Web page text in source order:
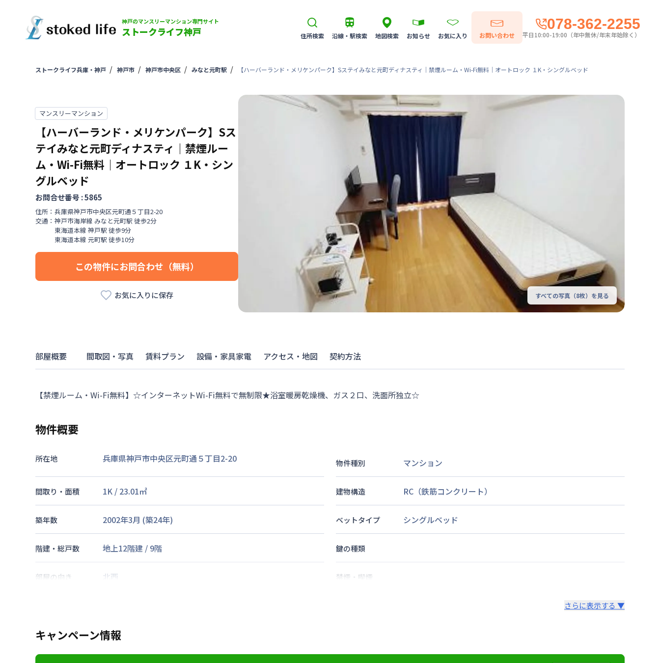
神戸のマンスリーマンション専門サイト
ストークライフ神戸 住所検索 沿線・駅検索 地図検索 お知らせ お気に入り お問い合わせ
078-362-2255
平日10:00-19:00（年中無休/年末年始除く）
ストークライフ兵庫・神戸 神戸市 神戸市中央区 みなと元町駅 【ハーバーランド・メリケンパーク】Sステイみなと元町ディナスティ｜禁煙ルーム・Wi-Fi無料｜オートロック １K・シングルベッド
マンスリーマンション
【ハーバーランド・メリケンパーク】Sス
テイみなと元町ディナスティ｜禁煙ルー
ム・Wi-Fi無料｜オートロック １K・シン
グルベッド
お問合せ番号 :5865
住所： 兵庫県神戸市中央区元町通５丁目2-20
交通： 神戸市海岸線 みなと元町駅 徒歩2分
東海道本線 神戸駅 徒歩9分
東海道本線 元町駅 徒歩10分
この物件にお問合わせ（無料）
お気に入りに保存 すべての写真（8枚）を見る
部屋概要 間取図・写真 賃料プラン 設備・家具家電 アクセス・地図 契約方法
【禁煙ルーム・Wi-Fi無料】☆インターネットWi-Fi無料で無制限★浴室暖房乾燥機、ガス２口、洗面所独立☆
物件概要
所在地 兵庫県神戸市中央区元町通５丁目2-20 物件種別 マンション
間取り・面積 1K / 23.01㎡ 建物構造 RC（鉄筋コンクリート）
築年数 2002年3月 (築24年) ベットタイプ シングルベッド
階建・総戸数 地上12階建 / 9階 鍵の種類
部屋の向き 北西 禁煙・喫煙
駐車場 なし 次回更新日 情報更新日より14日以内
さらに表示する ▼
キャンペーン情報